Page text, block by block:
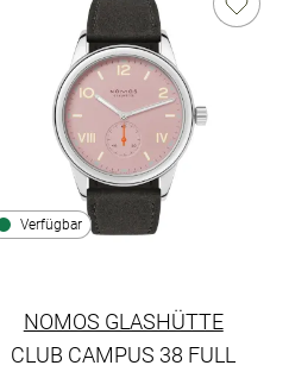
Verfügbar
NOMOS GLASHÜTTE
CLUB CAMPUS 38 FULL